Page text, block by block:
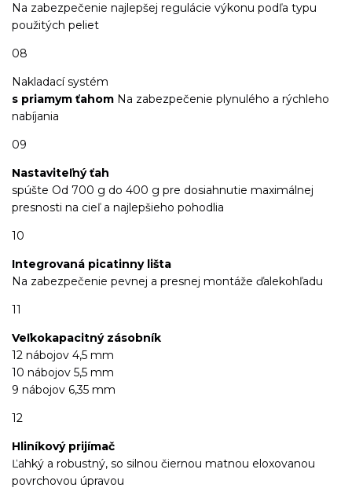
Na zabezpečenie najlepšej regulácie výkonu podľa typu
použitých peliet
08
Nakladací systém
s priamym ťahom Na zabezpečenie plynulého a rýchleho
nabíjania
09
Nastaviteľný ťah
spúšte Od 700 g do 400 g pre dosiahnutie maximálnej
presnosti na cieľ a najlepšieho pohodlia
10
Integrovaná picatinny lišta
Na zabezpečenie pevnej a presnej montáže ďalekohľadu
11
Veľkokapacitný zásobník
12 nábojov 4,5 mm
10 nábojov 5,5 mm
9 nábojov 6,35 mm
12
Hliníkový prijímač
Ľahký a robustný, so silnou čiernou matnou eloxovanou
povrchovou úpravou